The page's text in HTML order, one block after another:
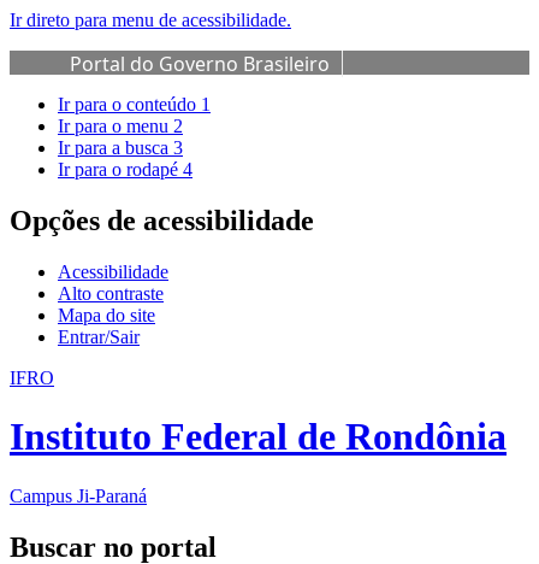
Ir direto para menu de acessibilidade.
Portal do Governo Brasileiro
Ir para o conteúdo 1
Ir para o menu 2
Ir para a busca 3
Ir para o rodapé 4
Opções de acessibilidade
Acessibilidade
Alto contraste
Mapa do site
Entrar/Sair
IFRO
Instituto Federal de Rondônia
Campus Ji-Paraná
Buscar no portal